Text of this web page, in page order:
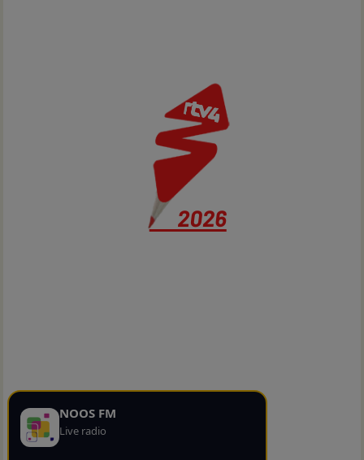
NOOS FM
Live radio